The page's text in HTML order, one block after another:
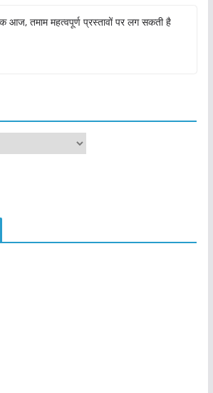
आज, तमाम महत्वपूर्ण प्रस्तावों पर लग सकती है